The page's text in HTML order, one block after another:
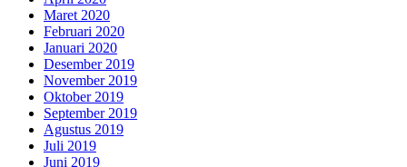
Maret 2020
Februari 2020
Januari 2020
Desember 2019
November 2019
Oktober 2019
September 2019
Agustus 2019
Juli 2019
Juni 2019